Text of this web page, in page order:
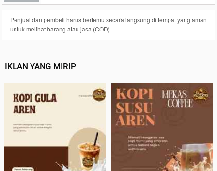
Penjual dan pembeli harus bertemu secara langsung di tempat yang aman
untuk melihat barang atau jasa (COD)
IKLAN YANG MIRIP